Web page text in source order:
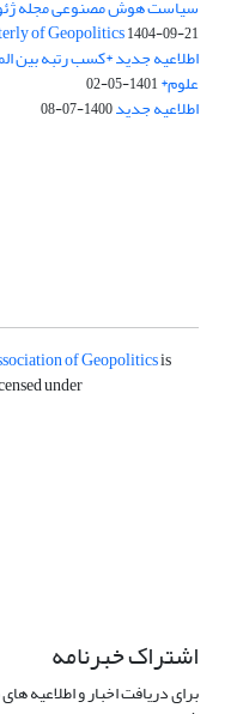
سیاست هوش مصنوعی مجله
of Geopolitics1404-09-21
اطلاعیه جدید *کسب رتبه بین
علوم*1401-05-02
اطلاعیه جدید1400-07-08
of Geopoliticsis
under
اشتراک خبرنامه
برای دریافت اخبار و اطلاعیه